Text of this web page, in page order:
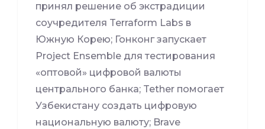
принял решение об экстрадиции
соучредителя Terraform Labs в
Южную Корею; Гонконг запускает
Project Ensemble для тестирования
«оптовой» цифровой валюты
центрального банка; Tether помогает
Узбекистану создать цифровую
национальную валюту; Brave